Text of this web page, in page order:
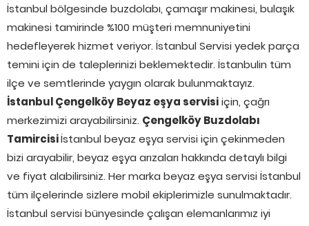
İstanbul bölgesinde buzdolabı, çamaşır makinesi, bulaşık
makinesi tamirinde %100 müşteri memnuniyetini
hedefleyerek hizmet veriyor. İstanbul Servisi yedek parça
temini için de taleplerinizi beklemektedir. İstanbulin tüm
ilçe ve semtlerinde yaygın olarak bulunmaktayız.
İstanbul Çengelköy Beyaz eşya servisiiçin, çağrı
merkezimizi arayabilirsiniz. Çengelköy Buzdolabı
Tamircisiİstanbul beyaz eşya servisi için çekinmeden
bizi arayabilir, beyaz eşya arızaları hakkında detaylı bilgi
ve fiyat alabilirsiniz. Her marka beyaz eşya servisi İstanbul
tüm ilçelerinde sizlere mobil ekiplerimizle sunulmaktadır.
İstanbul servisi bünyesinde çalışan elemanlarımız iyi